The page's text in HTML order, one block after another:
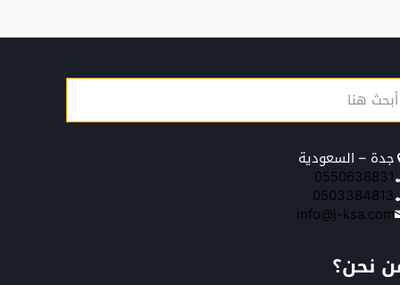
جدة – السعودية
0550638831
0503384813
info@j-ksa.com
نحن؟